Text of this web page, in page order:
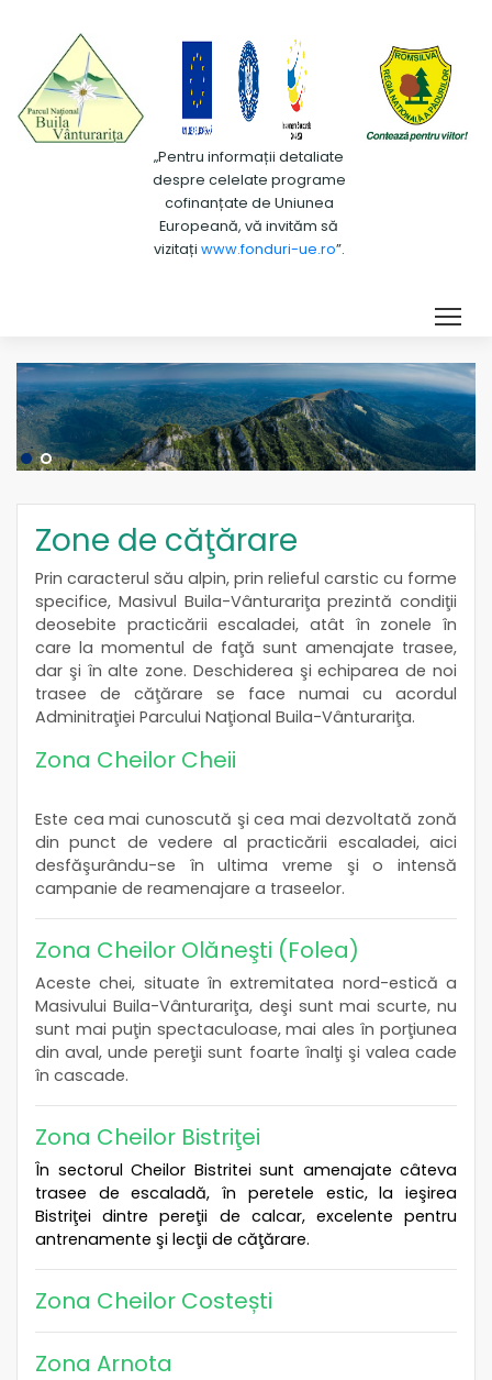
„Pentru informații detaliate
despre celelate programe
cofinanțate de Uniunea
Europeană, vă invităm să
vizitați www.fonduri-ue.ro”.
Zone de căţărare
Prin caracterul său alpin, prin relieful carstic cu forme
specifice, Masivul Buila-Vânturariţa prezintă condiţii
deosebite practicării escaladei, atât în zonele în
care la momentul de faţă sunt amenajate trasee,
dar şi în alte zone. Deschiderea şi echiparea de noi
trasee de căţărare se face numai cu acordul
Adminitraţiei Parcului Naţional Buila-Vânturariţa.
Zona Cheilor Cheii
Este cea mai cunoscută şi cea mai dezvoltată zonă
din punct de vedere al practicării escaladei, aici
desfăşurându-se în ultima vreme şi o intensă
campanie de reamenajare a traseelor.
Zona Cheilor Olăneşti (Folea)
Aceste chei, situate în extremitatea nord-estică a
Masivului Buila-Vânturariţa, deşi sunt mai scurte, nu
sunt mai puţin spectaculoase, mai ales în porţiunea
din aval, unde pereţii sunt foarte înalţi şi valea cade
în cascade.
Zona Cheilor Bistriţei
În sectorul Cheilor Bistritei sunt amenajate câteva
trasee de escaladă, în peretele estic, la ieşirea
Bistriţei dintre pereţii de calcar, excelente pentru
antrenamente şi lecţii de căţărare.
Zona Cheilor Costești
Zona Arnota